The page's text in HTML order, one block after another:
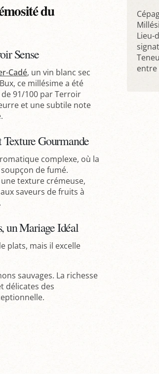
du
Sense
Cadé, un vin blanc sec
ce millésime a été
91/100 par Terroir
et une subtile note
Gourmande
complexe, où la
de fumé.
texture crémeuse,
saveurs de fruits à
un Mariage Idéal
plats, mais il excelle
sauvages. La richesse
délicates des
Lieu-
entre